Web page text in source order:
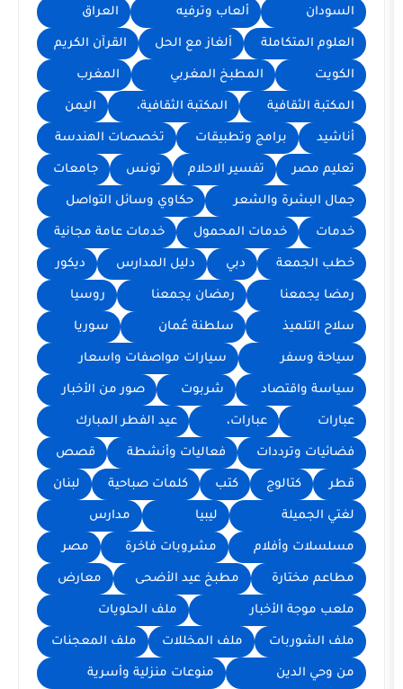
ألعاب وترفيه العراق
ألغاز مع الحل القرآن الكريم
المطبخ المغربي المغرب
المكتبة الثقافية، اليمن
برامج وتطبيقات تخصصات الهندسة
تفسير الاحلام تونس جامعات
والشعر حكاوي وسائل التواصل
خدمات المحمول خدمات عامة مجانية
دبي دليل المدارس ديكور
رمضان يجمعنا روسيا
سلطنة عُمان سوريا
سيارات مواصفات واسعار
شربوت صور من الأخبار
عبارات، عيد الفطر المبارك
فعاليات وأنشطة قصص
كتالوج كتب كلمات صباحية لبنان
ليبيا مدارس
وأفلام مشروبات فاخرة مصر
مطبخ عيد الأضحى معارض
الأخبار ملف الحلويات
ملف المخللات ملف المعجنات
منوعات منزلية وأسرية